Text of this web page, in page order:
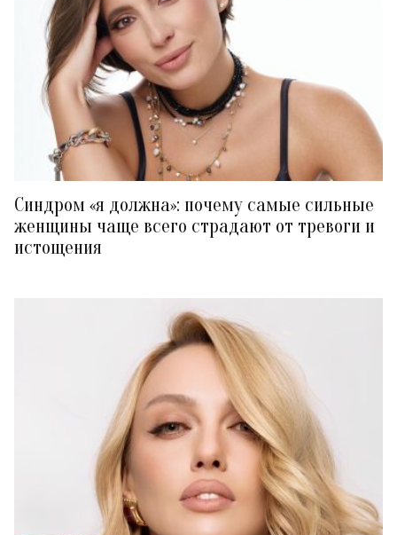
Синдром «я должна»: почему самые сильные
женщины чаще всего страдают от тревоги и
истощения